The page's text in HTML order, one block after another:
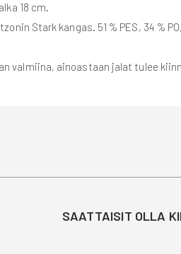
18 cm.
Stark kangas. 51 % PES, 34 %
valmiina, ainoastaan jalat tulee
SAATTAISIT OLLA